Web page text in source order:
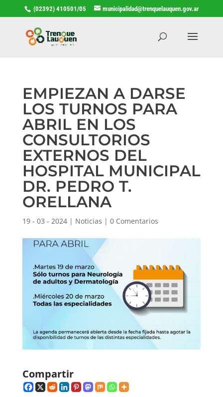
(02392) 410501/05 municipalidad@trenquelauquen.gov.ar
EMPIEZAN A DARSE
LOS TURNOS PARA
ABRIL EN LOS
CONSULTORIOS
EXTERNOS DEL
HOSPITAL MUNICIPAL
DR. PEDRO T.
ORELLANA
19 - 03 - 2024| Noticias | 0 Comentarios
Compartir